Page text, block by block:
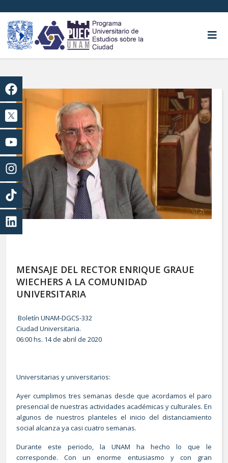
MENSAJE DEL RECTOR ENRIQUE GRAUE
WIECHERS A LA COMUNIDAD
UNIVERSITARIA
Boletín UNAM-DGCS-332
Ciudad Universitaria.
06:00 hs. 14 de abril de 2020
Universitarias y universitarios:
Ayer cumplimos tres semanas desde que acordamos el paro
presencial de nuestras actividades académicas y culturales. En
algunos de nuestros planteles el inicio del distanciamiento
social alcanza ya casi cuatro semanas.
Durante este periodo, la UNAM ha hecho lo que le
corresponde. Con un enorme entusiasmo y con gran